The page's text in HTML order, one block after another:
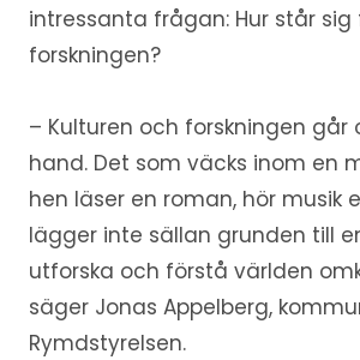
intressanta frågan: Hur står
forskningen?
– Kulturen och forskningen går
hand. Det som väcks inom en
hen läser en roman, hör musik
lägger inte sällan grunden till
utforska och förstå världen
säger Jonas Appelberg,
Rymdstyrelsen.